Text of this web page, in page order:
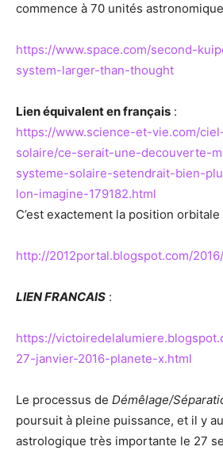
commence à 70 unités
https://www.space.com/second-
system-larger-than-thought
Lien équivalent en français :
https://www.science-et-vie.com/
solaire/ce-serait-une-decouverte-
systeme-solaire-setendrait-bien-
lon-imagine-179182.html
C’est exactement la position
http://2012portal.blogspot.com/
LIEN FRANCAIS :
https://
27-janvier-2016-planete-x.html
Le processus de Démêlage/
poursuit à pleine puissance, et il y
astrologique très importante le 27